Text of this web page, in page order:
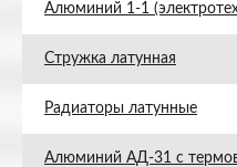
Алюминий 1-1
Стружка латунная
Радиаторы латунные
Алюминий АД-31 с